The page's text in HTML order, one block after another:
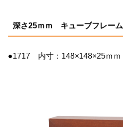
深さ25ｍｍ キューブフレーム
●1717 内寸：148×148×25ｍｍ